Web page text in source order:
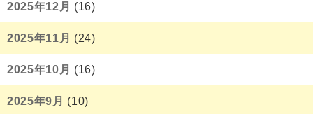
2025年12月 (16)
2025年11月 (24)
2025年10月 (16)
2025年9月 (10)